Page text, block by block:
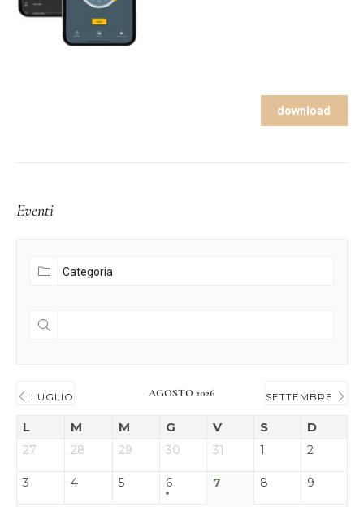
download
Eventi
LUGLIO AGOSTO 2026 SETTEMBRE
L M M G V S D
27 28 29 30 31 1 2
3 4 5 6 7 8 9